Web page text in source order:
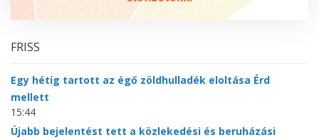
FRISS
Egy hétig tartott az égő zöldhulladék eloltása Érd
mellett
15:44
Újabb bejelentést tett a közlekedési és beruházási